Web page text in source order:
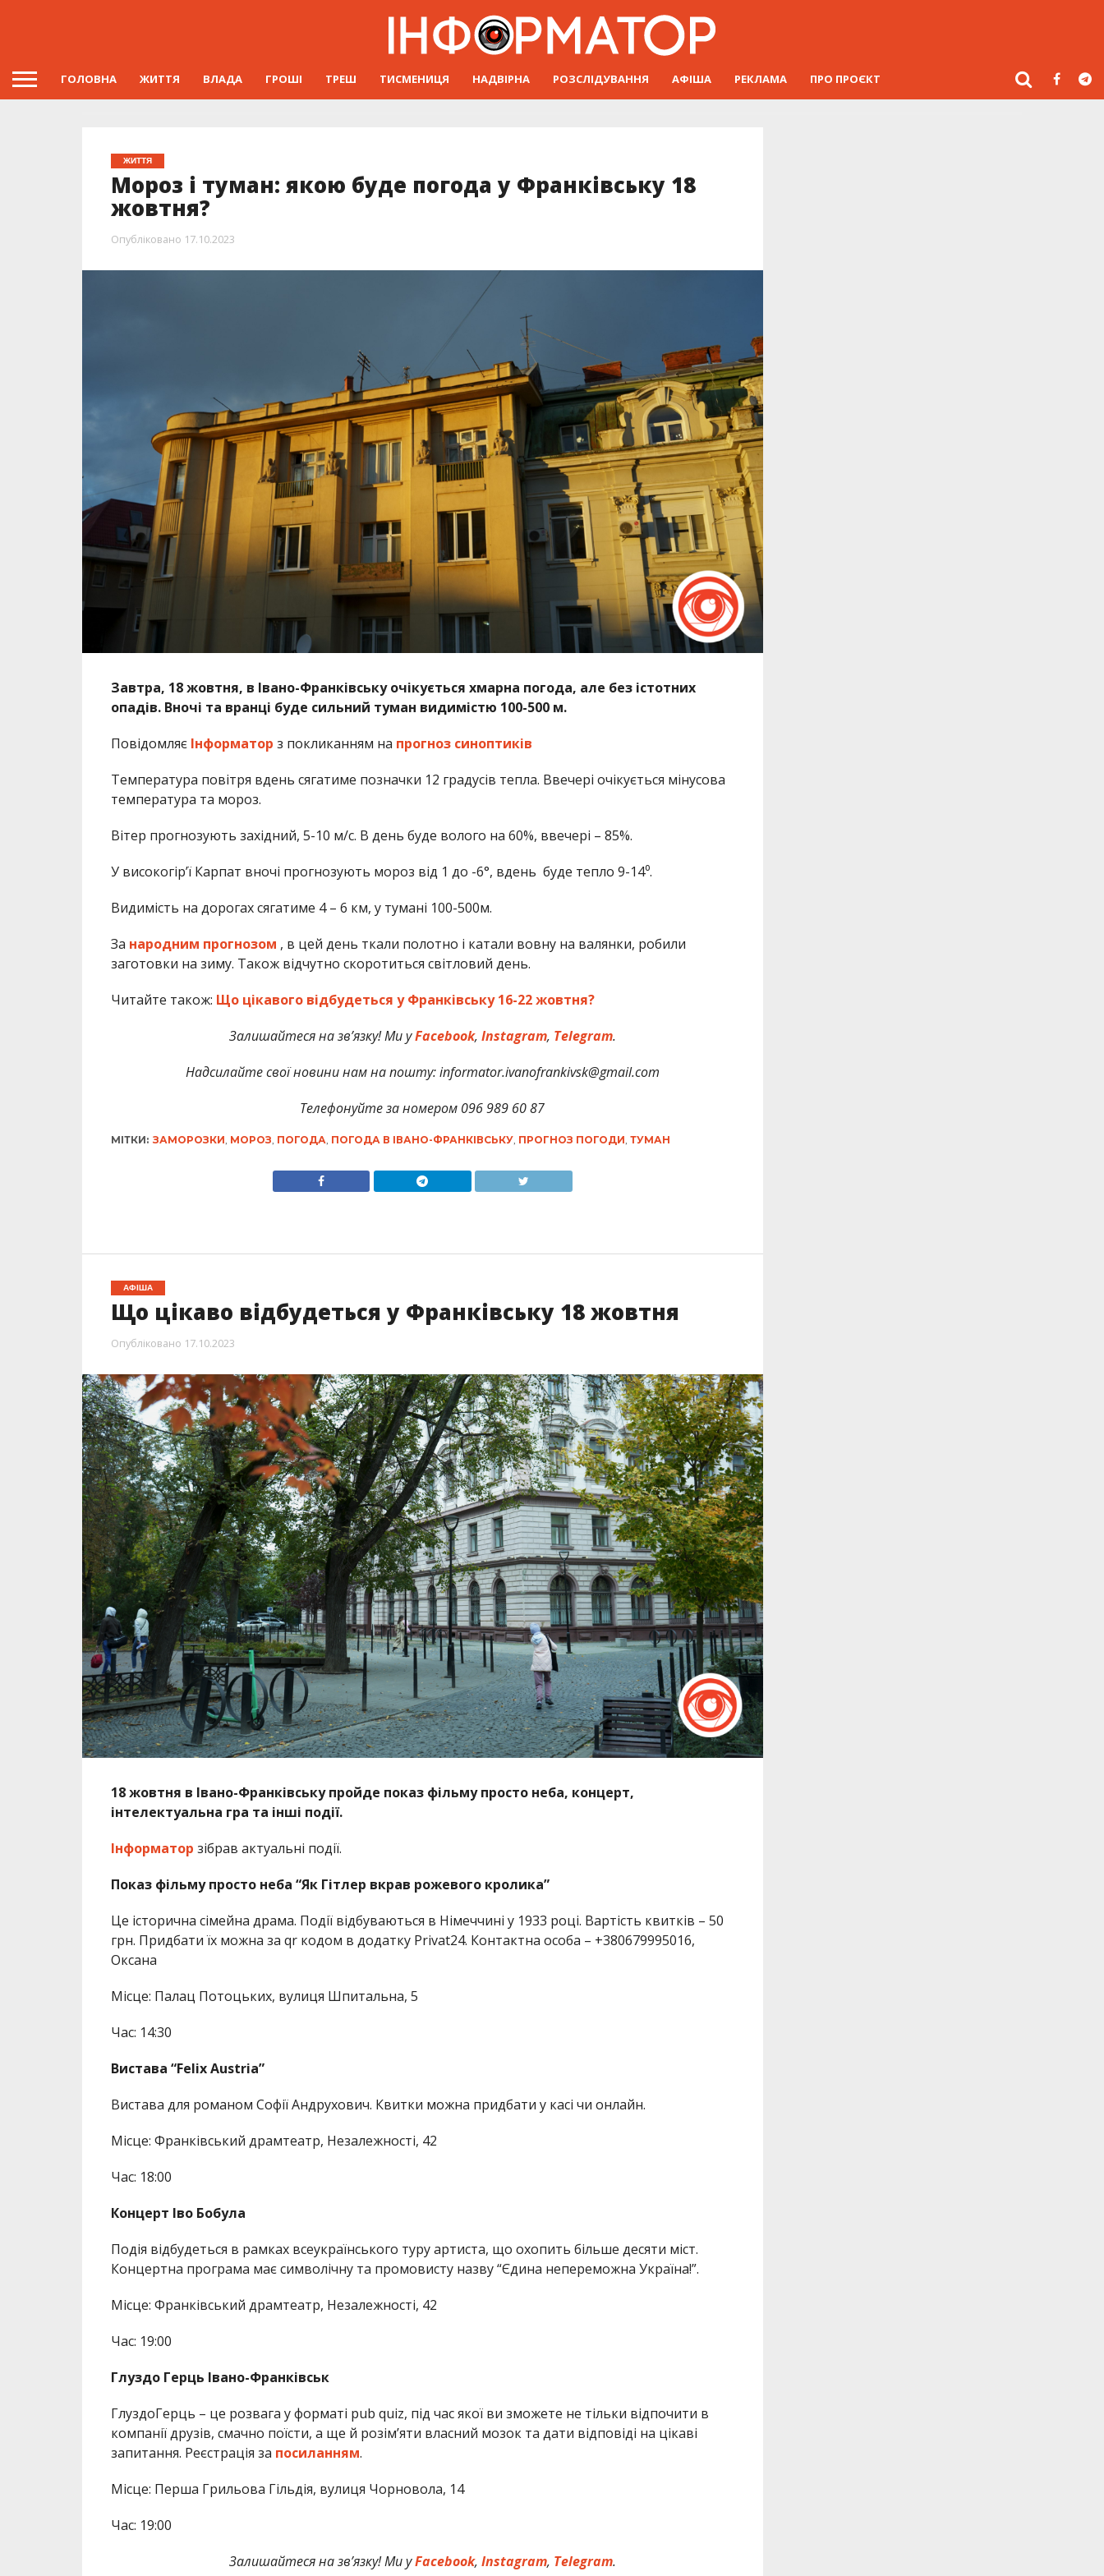
ГОЛОВНА ЖИТТЯ ВЛАДА ГРОШІ ТРЕШ ТИСМЕНИЦЯ НАДВІРНА РОЗСЛІДУВАННЯ АФІША РЕКЛАМА ПРО ПРОЄКТ
ЖИТТЯ
Мороз і туман: якою буде погода у Франківську 18
жовтня?
Опубліковано 17.10.2023
Завтра, 18 жовтня, в Івано-Франківську очікується хмарна погода, але без істотних
опадів. Вночі та вранці буде сильний туман видимістю 100-500 м.
Повідомляє Інформатор з покликанням на прогноз синоптиків
Температура повітря вдень сягатиме позначки 12 градусів тепла. Ввечері очікується мінусова
температура та мороз.
Вітер прогнозують західний, 5-10 м/с. В день буде волого на 60%, ввечері – 85%.
У високогір’ї Карпат вночі прогнозують мороз від 1 до -6°, вдень буде тепло 9-14⁰.
Видимість на дорогах сягатиме 4 – 6 км, у тумані 100-500м.
За народним прогнозом , в цей день ткали полотно і катали вовну на валянки, робили
заготовки на зиму. Також відчутно скоротиться світловий день.
Читайте також: Що цікавого відбудеться у Франківську 16-22 жовтня?
Залишайтеся на зв’язку! Ми уFacebook, Instagram, Telegram.
Надсилайте свої новини нам на пошту: informator.ivanofrankivsk@gmail.com
Телефонуйте за номером 096 989 60 87
МІТКИ: ЗАМОРОЗКИ, МОРОЗ, ПОГОДА, ПОГОДА В ІВАНО-ФРАНКІВСЬКУ, ПРОГНОЗ ПОГОДИ, ТУМАН
АФІША
Що цікаво відбудеться у Франківську 18 жовтня
Опубліковано 17.10.2023
18 жовтня в Івано-Франківську пройде показ фільму просто неба, концерт,
інтелектуальна гра та інші події.
Інформатор зібрав актуальні події.
Показ фільму просто неба “Як Гітлер вкрав рожевого кролика”
Це історична сімейна драма. Події відбуваються в Німеччині у 1933 році. Вартість квитків – 50
грн. Придбати їх можна за qr кодом в додатку Privat24. Контактна особа – +380679995016,
Оксана
Місце: Палац Потоцьких, вулиця Шпитальна, 5
Час: 14:30
Вистава “Felix Austria”
Вистава для романом Софії Андрухович. Квитки можна придбати у касі чи онлайн.
Місце: Франківський драмтеатр, Незалежності, 42
Час: 18:00
Концерт Іво Бобула
Подія відбудеться в рамках всеукраїнського туру артиста, що охопить більше десяти міст.
Концертна програма має символічну та промовисту назву “Єдина непереможна Україна!”.
Місце: Франківський драмтеатр, Незалежності, 42
Час: 19:00
Глуздо Герць Івано-Франківськ
ГлуздоГерць – це розвага у форматі pub quiz, під час якої ви зможете не тільки відпочити в
компанії друзів, смачно поїсти, а ще й розім’яти власний мозок та дати відповіді на цікаві
запитання. Реєстрація за посиланням.
Місце: Перша Грильова Гільдія, вулиця Чорновола, 14
Час: 19:00
Залишайтеся на зв’язку! Ми уFacebook, Instagram, Telegram.